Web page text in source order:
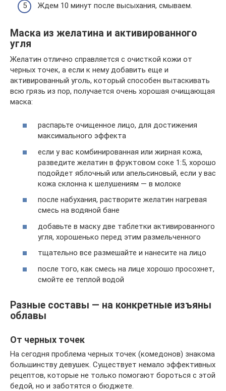
Ждем 10 минут после высыхания, смываем.
Маска из желатина и активированного
угля
Желатин отлично справляется с очисткой кожи от
черных точек, а если к нему добавить еще и
активированный уголь, который способен вытаскивать
всю грязь из пор, получается очень хорошая очищающая
маска:
распарьте очищенное лицо, для достижения
максимального эффекта
если у вас комбинированная или жирная кожа,
разведите желатин в фруктовом соке 1:5, хорошо
подойдет яблочный или апельсиновый, если у вас
кожа склонна к шелушениям — в молоке
после набухания, растворите желатин нагревая
смесь на водяной бане
добавьте в маску две таблетки активированного
угля, хорошенько перед этим размельченного
тщательно все размешайте и нанесите на лицо
после того, как смесь на лице хорошо просохнет,
смойте ее теплой водой
Разные составы — на конкретные изъяны
облавы
От черных точек
На сегодня проблема черных точек (комедонов) знакома
большинству девушек. Существует немало эффективных
рецептов, которые не только помогают бороться с этой
бедой, но и заботятся о бюджете.